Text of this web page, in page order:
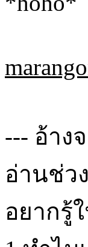
--- อ้าง
อ่านช่ว
อยากรู้